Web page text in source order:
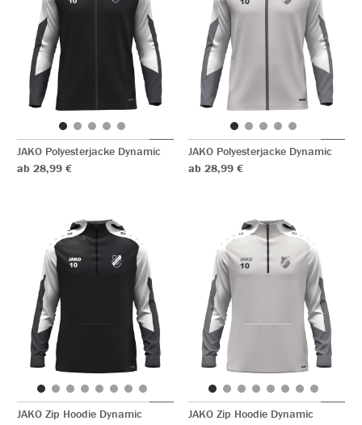
JAKO Polyesterjacke Dynamic
ab 28,99 €
JAKO Polyesterjacke Dynamic
ab 28,99 €
JAKO Zip Hoodie Dynamic
JAKO Zip Hoodie Dynamic